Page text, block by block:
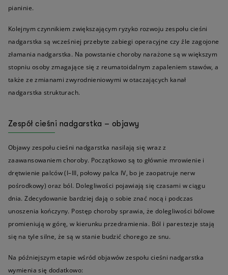
pianinie.
Kolejnym czynnikiem zwiększającym ryzyko rozwoju zespołu cieśni
nadgarstka są wcześniej przebyte zabiegi operacyjne czy źle zagojone
złamania nadgarstka. Na powstanie choroby narażone są w większym
stopniu osoby zmagające się z reumatoidalnym zapaleniem stawów, a
także ze zmianami zwyrodnieniowymi w otaczających kanał
nadgarstka strukturach.
Zespół cieśni nadgarstka – objawy
Objawy zespołu cieśni nadgarstka nasilają się wraz z
zaawansowaniem choroby. Początkowo są to głównie mrowienie i
drętwienie palców (I–III, połowy palca IV, bo je zaopatruje nerw
pośrodkowy) oraz ból. Dolegliwości pojawiają się czasami w ciągu
dnia. Zdecydowanie bardziej dają o sobie znać nocą i podczas
unoszenia kończyny. Postęp choroby sprawia, że dolegliwości bólowe
promieniują w górę, w kierunku przedramienia. Ból i parestezje stają
się na tyle silne, że są w stanie budzić chorego ze snu.
Na późniejszym etapie wśród objawów zespołu cieśni nadgarstka
wymienia się dodatkowo: